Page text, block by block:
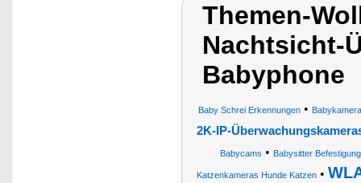
Themen-
Nachtsicht-
Babyphone
Baby Schrei Erkennungen •
2K-IP-
Babycams • Babysitter
Katzenkameras Hunde Katzen •